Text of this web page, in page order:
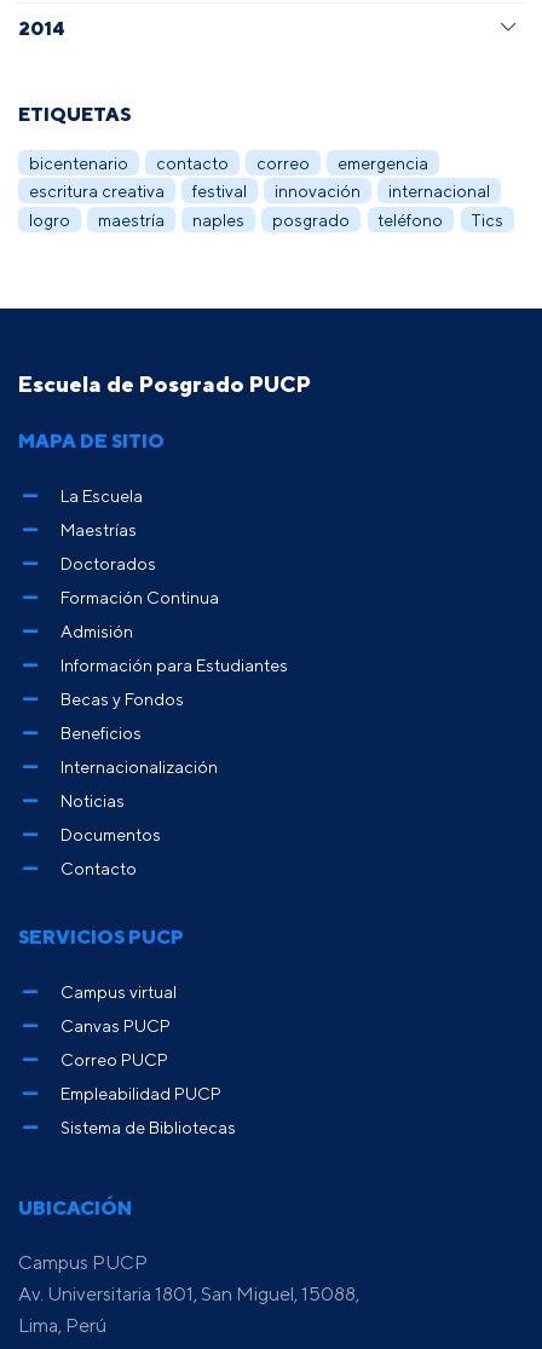
2014
ETIQUETAS
bicentenario contacto correo
emergencia
escritura creativa
festival innovación
internacional
logro
maestría naples posgrado teléfono Tics
Escuela de Posgrado PUCP
UBICACIÓN
Campus PUCP
Av. Universitaria 1801, San Miguel, 15088,
Lima, Perú
MAPA DE SITIO
La Escuela
Maestrías
Doctorados
Formación Continua
Admisión
Información para Estudiantes
Becas y Fondos
Beneficios
Internacionalización
Noticias
Documentos
Contacto
SERVICIOS PUCP
Campus virtual
Canvas PUCP
Correo PUCP
Empleabilidad PUCP
Sistema de Bibliotecas